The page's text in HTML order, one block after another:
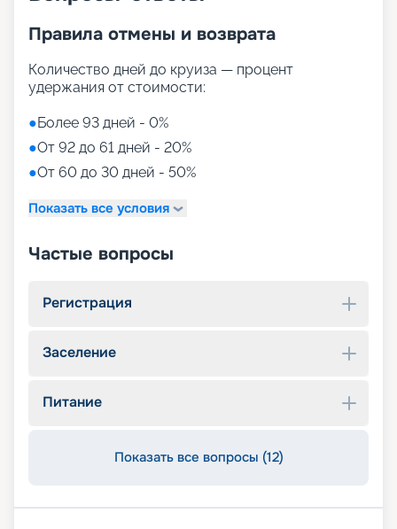
Правила отмены и возврата
Количество дней до круиза — процент
удержания от стоимости:
●Более 93 дней - 0%
●От 92 до 61 дней - 20%
●От 60 до 30 дней - 50%
Показать все условия
Частые вопросы
Регистрация
Заселение
Питание
Показать все вопросы (12)